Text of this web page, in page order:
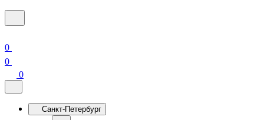
0
0
0
Санкт-Петербург